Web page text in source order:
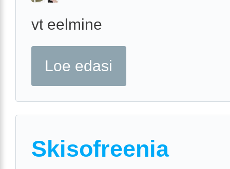
vt eelmine
Loe edasi
Skisofreenia